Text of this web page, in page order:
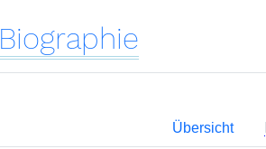
Biographie
Übersicht